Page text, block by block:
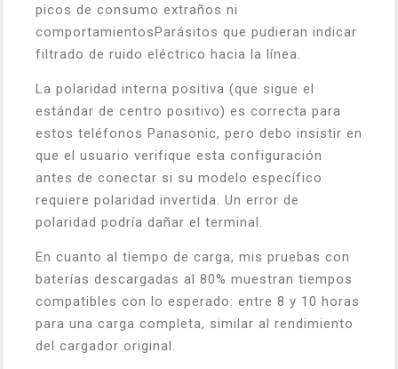
picos de consumo extraños ni
comportamientosParásitos que pudieran indicar
filtrado de ruido eléctrico hacia la línea.
La polaridad interna positiva (que sigue el
estándar de centro positivo) es correcta para
estos teléfonos Panasonic, pero debo insistir en
que el usuario verifique esta configuración
antes de conectar si su modelo específico
requiere polaridad invertida. Un error de
polaridad podría dañar el terminal.
En cuanto al tiempo de carga, mis pruebas con
baterías descargadas al 80% muestran tiempos
compatibles con lo esperado: entre 8 y 10 horas
para una carga completa, similar al rendimiento
del cargador original.